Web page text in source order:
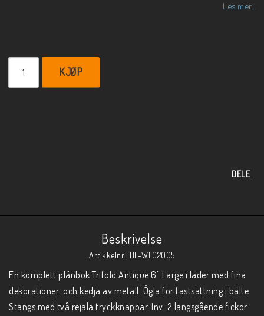
Les mer...
KJØP
DELE
Beskrivelse
Artikkelnr.: HL-WLC2005
En komplett plånbok Trifold Antique 6" Large i läder med fina
dekorationer  och kedja av metall. Ögla för fastsättning i bälte.
Stängs med två rejäla tryckknappar. Inv. 2 längsgående fickor